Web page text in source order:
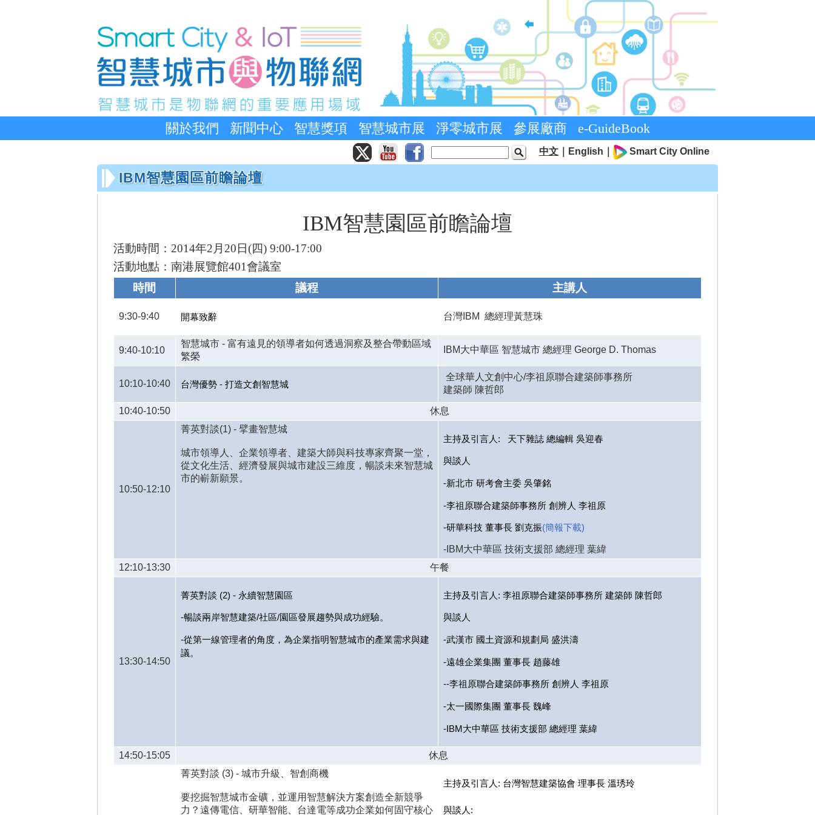
關於我們 新聞中心 智慧獎項 智慧城市展 淨零城市展 參展廠商 e-GuideBook
中文｜ English Smart City Online
IBM智慧園區前瞻論壇
IBM智慧園區前瞻論壇
活動時間：2014年2月20日(四) 9:00-17:00
活動地點：南港展覽館401會議室
時間
議程 主講人
9:30-9:40 開幕致辭 台灣IBM 總經理黃慧珠
9:40-10:10
智慧城市 - 富有遠見的領導者如何透過洞察及整合帶動區域
繁榮
IBM大中華區 智慧城市 總經理 George D. Thomas
10:10-10:40 台灣優勢 - 打造文創智慧城
全球華人文創中心/李祖原聯合建築師事務所
建築師 陳哲郎
10:40-10:50 休息
10:50-12:10
菁英對談(1) - 擘畫智慧城
城市領導人、企業領導者、建築大師與科技專家齊聚一堂，
從文化生活、經濟發展與城市建設三維度，暢談未來智慧城
市的嶄新願景。
主持及引言人: 天下雜誌 總編輯 吳迎春
與談人
-新北市 研考會主委 吳肇銘
-李祖原聯合建築師事務所 創辨人 李祖原
-研華科技 董事長 劉克振(簡報下載)
-IBM大中華區 技術支援部 總經理 葉緯
12:10-13:30
午餐
13:30-14:50
菁英對談 (2) - 永續智慧園區
-暢談兩岸智慧建築/社區/園區發展趨勢與成功經驗。
-從第一線管理者的角度，為企業指明智慧城市的產業需求與建
議。
主持及引言人: 李祖原聯合建築師事務所 建築師 陳哲郎
與談人
-武漢市 國土資源和規劃局 盛洪濤
-遠雄企業集團 董事長 趙藤雄
--李祖原聯合建築師事務所 創辨人 李祖原
-太一國際集團 董事長 魏峰
-IBM 大中華區 技術支援部 總經理 葉緯
14:50-15:05
休息
菁英對談 (3) - 城市升級、智創商機
要挖掘智慧城市金礦，並運用智慧解決方案創造全新競爭
力？遠傳電信、研華智能、台達電等成功企業如何固守核心
主持及引言人: 台灣智慧建築協會 理事長 溫琇玲
與談人: